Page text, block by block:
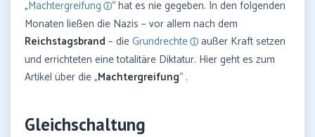
„Machtergreifung
“ hat es nie gegeben. In den folgenden
Monaten ließen die Nazis – vor allem nach dem
Reichstagsbrand – dieGrundrechte
außer Kraft setzen
und errichteten eine totalitäre Diktatur. Hier geht es zum
Artikel über die „Machtergreifung“ .
Gleichschaltung